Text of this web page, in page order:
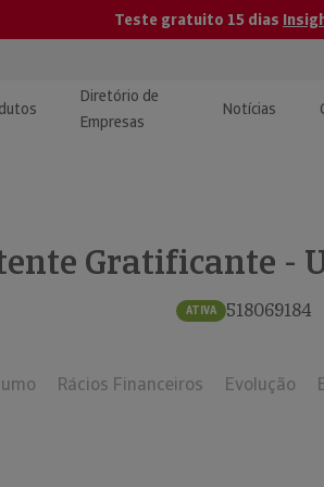
Teste gratuito 15 dias
e Monitorização de
Diretório de
Empresas
Notícias
| Estudos e
Gratificante -
ATIVA 518069184
Rácios Financeiros Evolução